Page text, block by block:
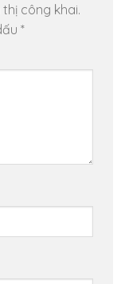
công khai.
*